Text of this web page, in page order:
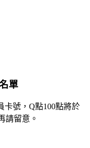
單
卡號，Q點100點將於
請留意。